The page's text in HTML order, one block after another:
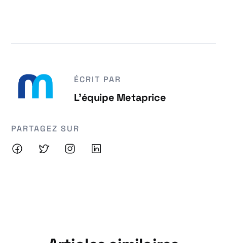
ÉCRIT PAR
L'équipe Metaprice
PARTAGEZ SUR